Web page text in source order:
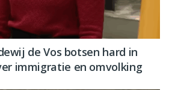
de Vos botsen hard in
immigratie en omvolking